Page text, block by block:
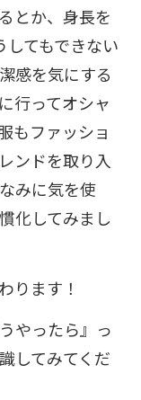
とか、身長を
てもできない
感を気にする
行ってオシャ
もファッショ
ンドを取り入
みに気を使
化してみまし
ります！
やったら』っ
してみてくだ